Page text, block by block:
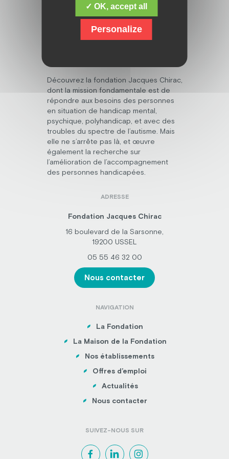
Découvrez la fondation Jacques Chirac,
dont la mission fondamentale est de
répondre aux besoins des personnes
en situation de handicap mental,
psychique, polyhandicap, et avec des
troubles du spectre de l’autisme. Mais
elle ne s’arrête pas là, et œuvre
également la recherche sur
l’amélioration de l’accompagnement
des personnes handicapées.
ADRESSE
Fondation Jacques Chirac
16 boulevard de la Sarsonne,
19200 USSEL
05 55 46 32 00
Nous contacter
NAVIGATION
La Fondation
La Maison de la Fondation
Nos établissements
Offres d’emploi
Actualités
Nous contacter
SUIVEZ-NOUS SUR
✓ OK, accept all
Personalize